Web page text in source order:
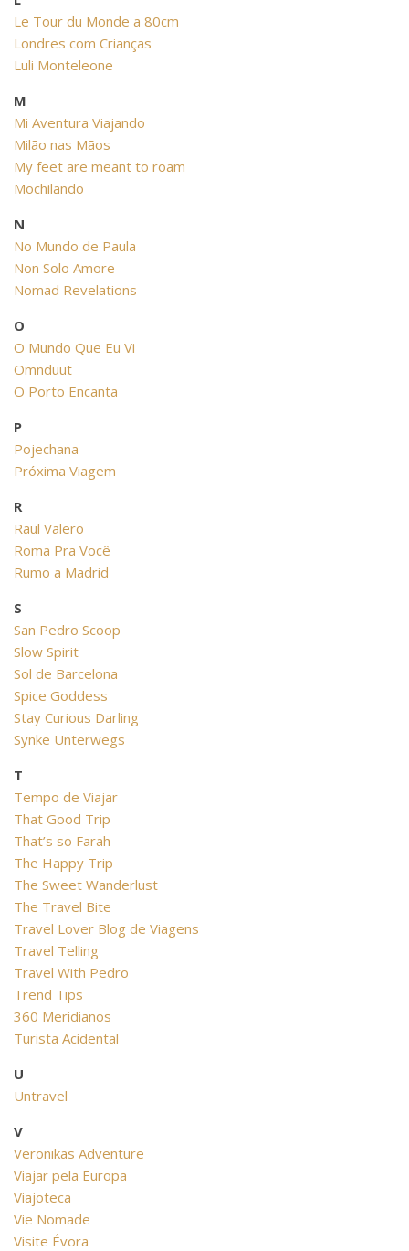
Le Tour du Monde a 80cm
Londres com Crianças
Luli Monteleone
M
Mi Aventura Viajando
Milão nas Mãos
My feet are meant to roam
Mochilando
N
No Mundo de Paula
Non Solo Amore
Nomad Revelations
O
O Mundo Que Eu Vi
Omnduut
O Porto Encanta
P
Pojechana
Próxima Viagem
R
Raul Valero
Roma Pra Você
Rumo a Madrid
S
San Pedro Scoop
Slow Spirit
Sol de Barcelona
Spice Goddess
Stay Curious Darling
Synke Unterwegs
T
Tempo de Viajar
That Good Trip
That’s so Farah
The Happy Trip
The Sweet Wanderlust
The Travel Bite
Travel Lover Blog de Viagens
Travel Telling
Travel With Pedro
Trend Tips
360 Meridianos
Turista Acidental
U
Untravel
V
Veronikas Adventure
Viajar pela Europa
Viajoteca
Vie Nomade
Visite Évora